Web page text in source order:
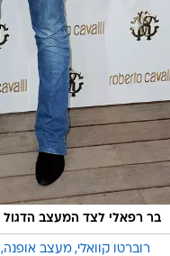
בר רפאלי לצד המעצב הדגול
רוברטו קוואלי מעצב אופנה